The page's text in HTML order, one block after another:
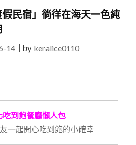
民宿」徜徉在海天一色純
14|by kenalice0110
吃到飽餐廳懶人包
一起開心吃到飽的小確幸